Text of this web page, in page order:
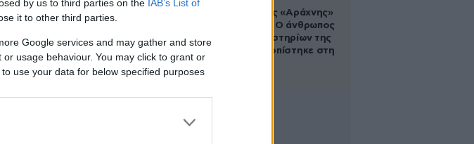
by us to third parties on the IAB’s List of
it to other third parties.
Google services and may gather and store
usage behaviour. You may click to grant or
use your data for below specified purposes
Στα ίχνη της «Αράχνης»
του Άσαντ: Ο άνθρωπος
των βασανιστηρίων της
Συρίας εντοπίστηκε στη